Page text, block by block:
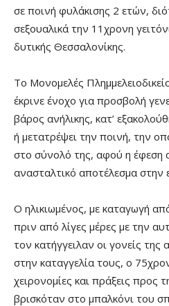
σε ποινή φυλάκισης 2 ετών,
σεξουαλικά την 11χρονη
δυτικής Θεσσαλονίκης.
Το Μονομελές
έκρινε ένοχο για προσβολή
βάρος ανήλικης, κατ’
ή μετατρέψει την ποινή, την
στο σύνολό της, αφού η έφεση
ανασταλτικό αποτέλεσμα στην
Ο ηλικιωμένος, με καταγωγή
πριν από λίγες μέρες με την
τον κατήγγειλαν οι γονείς
στην καταγγελία τους, ο
χειρονομίες και πράξεις προς
βρισκόταν στο μπαλκόνι του